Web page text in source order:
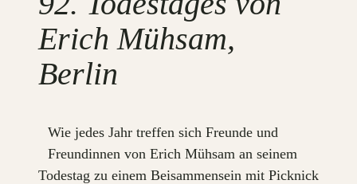
Erich Mühsam,
Berlin
Wie jedes Jahr treffen sich Freunde und
Freundinnen von Erich Mühsam an seinem
Todestag zu einem Beisammensein mit Picknick